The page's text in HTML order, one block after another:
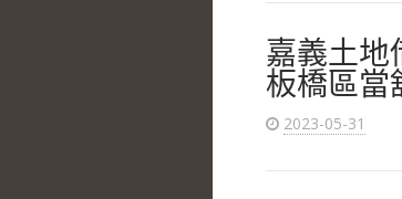
嘉義土地
板橋區當
2023-05-31